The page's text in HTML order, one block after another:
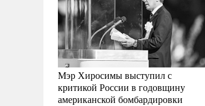
Мэр Хиросимы выступил с
критикой России в годовщину
американской бомбардировки